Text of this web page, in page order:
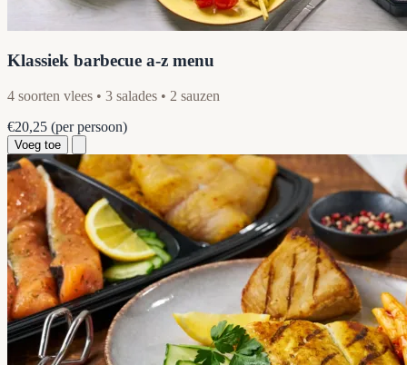
Klassiek barbecue a-z menu
4 soorten vlees • 3 salades • 2 sauzen
€20,25 (per persoon)
Voeg toe